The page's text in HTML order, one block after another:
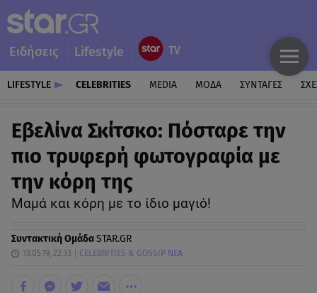
Ειδήσεις Lifestyle
LIFESTYLE CELEBRITIES MEDIA ΜΟΔΑ ΣΥΝΤΑΓΕΣ
Εβελίνα Σκίτσκο: Πόσταρε την
πιο τρυφερή φωτογραφία με
την κόρη της
Μαμά και κόρη με το ίδιο μαγιό!
Συντακτική ΟμάδαSTAR.GR
13.05.19, 22:33 CELEBRITIES & GOSSIP ΝΕΑ